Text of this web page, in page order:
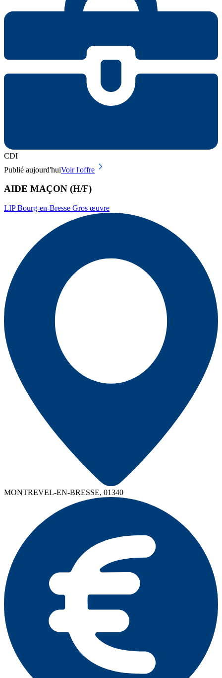
CDI
Publié aujourd'huiVoir l'offre
AIDE MAÇON (H/F)
LIP Bourg-en-Bresse Gros œuvre
MONTREVEL-EN-BRESSE, 01340